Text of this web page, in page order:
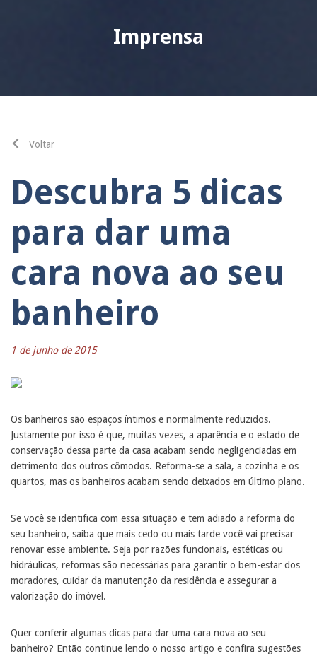
Imprensa
Voltar
Descubra 5 dicas
para dar uma
cara nova ao seu
banheiro
1 de junho de 2015
Os banheiros são espaços íntimos e normalmente reduzidos.
Justamente por isso é que, muitas vezes, a aparência e o estado de
conservação dessa parte da casa acabam sendo negligenciadas em
detrimento dos outros cômodos. Reforma-se a sala, a cozinha e os
quartos, mas os banheiros acabam sendo deixados em último plano.
Se você se identifica com essa situação e tem adiado a reforma do
seu banheiro, saiba que mais cedo ou mais tarde você vai precisar
renovar esse ambiente. Seja por razões funcionais, estéticas ou
hidráulicas, reformas são necessárias para garantir o bem-estar dos
moradores, cuidar da manutenção da residência e assegurar a
valorização do imóvel.
Quer conferir algumas dicas para dar uma cara nova ao seu
banheiro? Então continue lendo o nosso artigo e confira sugestões